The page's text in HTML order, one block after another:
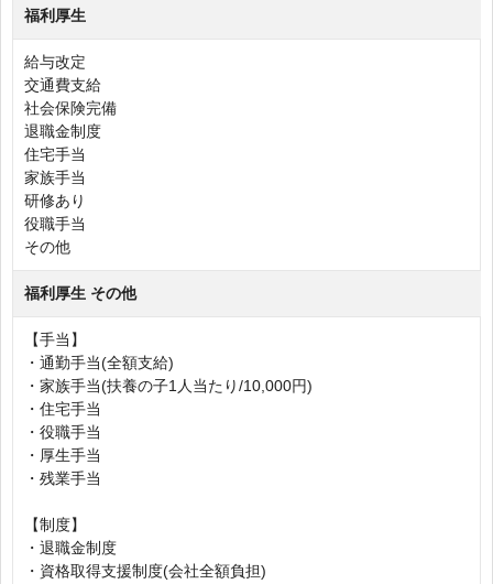
福利厚生
給与改定
交通費支給
社会保険完備
退職金制度
住宅手当
家族手当
研修あり
役職手当
その他
福利厚生 その他
【手当】
・通勤手当(全額支給)
・家族手当(扶養の子1人当たり/10,000円)
・住宅手当
・役職手当
・厚生手当
・残業手当
【制度】
・退職金制度
・資格取得支援制度(会社全額負担)